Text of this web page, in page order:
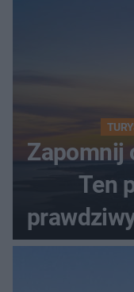
Zapomnij
Ten